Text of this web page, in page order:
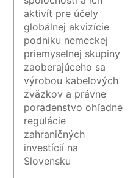
aktivít pre účely
globálnej akvizície
podniku nemeckej
priemyselnej skupiny
zaoberajúceho sa
výrobou kabelových
zväzkov a právne
poradenstvo ohľadne
regulácie
zahraničných
investícií na
Slovensku